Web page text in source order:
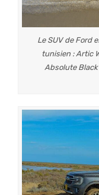
Le SUV de Ford
tunisien : Artic
Absolute